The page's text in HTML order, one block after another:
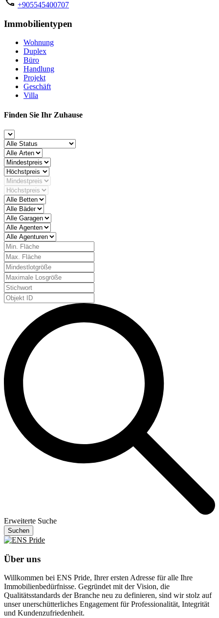
+905545400707
Immobilientypen
Wohnung
Duplex
Büro
Handlung
Projekt
Geschäft
Villa
Finden Sie Ihr Zuhause
Erweiterte Suche
Suchen
Über uns
Willkommen bei ENS Pride, Ihrer ersten Adresse für alle Ihre
Immobilienbedürfnisse. Gegründet mit der Vision, die
Qualitätsstandards der Branche neu zu definieren, sind wir stolz auf
unser unerschütterliches Engagement für Professionalität, Integrität
und Kundenzufriedenheit.